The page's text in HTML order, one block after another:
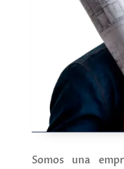
Somos una